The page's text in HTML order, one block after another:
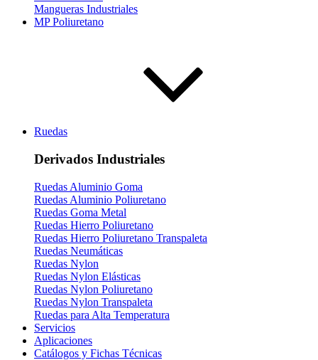
Mangueras Industriales
MP Poliuretano
Ruedas
Derivados Industriales
Ruedas Aluminio Goma
Ruedas Aluminio Poliuretano
Ruedas Goma Metal
Ruedas Hierro Poliuretano
Ruedas Hierro Poliuretano Transpaleta
Ruedas Neumáticas
Ruedas Nylon
Ruedas Nylon Elásticas
Ruedas Nylon Poliuretano
Ruedas Nylon Transpaleta
Ruedas para Alta Temperatura
Servicios
Aplicaciones
Catálogos y Fichas Técnicas